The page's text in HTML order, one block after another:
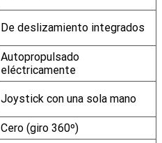
De deslizamiento integrados
Autopropulsado
eléctricamente
Joystick con una sola mano
Cero (giro 360º)